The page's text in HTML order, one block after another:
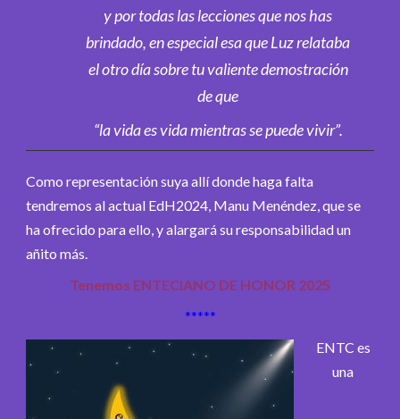
y por todas las lecciones que nos has
brindado, en especial esa que Luz relataba
el otro día sobre tu valiente demostración
de que
“la vida es vida mientras se puede vivir”.
Como representación suya allí donde haga falta
tendremos al actual EdH2024, Manu Menéndez, que se
ha ofrecido para ello, y alargará su responsabilidad un
añito más.
Tenemos ENTECIANO DE HONOR 2025
*****
ENTC es
una